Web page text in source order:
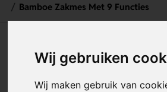
Wij gebruiken
Wij maken gebruik van
Bamboe Zakmes Met 9 Functies
Bamboe Zakmes
Artikelnummer: